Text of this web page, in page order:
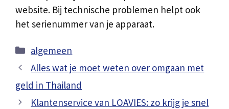
website. Bij technische problemen helpt ook
het serienummer van je apparaat.
Categorieën
algemeen
Alles wat je moet weten over omgaan met
geld in Thailand
Klantenservice van LOAVIES: zo krijg je snel